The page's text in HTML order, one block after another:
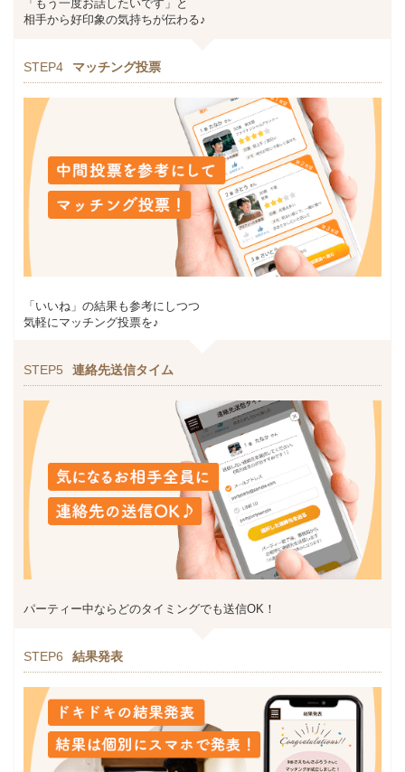
「もう一度お話したいです」と
相手から好印象の気持ちが伝わる♪
STEP4 マッチング投票
「いいね」の結果も参考にしつつ
気軽にマッチング投票を♪
STEP5 連絡先送信タイム
パーティー中ならどのタイミングでも送信OK！
STEP6 結果発表